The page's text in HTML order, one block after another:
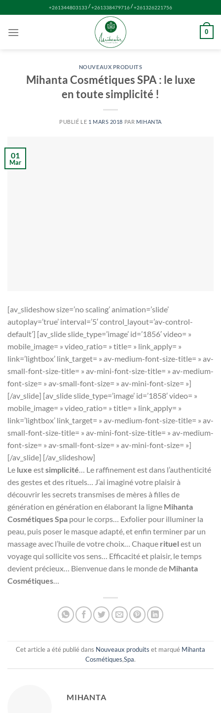
au
contenu
+261344803133/+261338479716/+261326221756
0
NOUVEAUX PRODUITS
Mihanta Cosmétiques SPA : le luxe
en toute simplicité !
PUBLIÉ LE 1 MARS 2018 PAR MIHANTA
01
Mar
[av_slideshow size=’no scaling’ animation=’slide’
autoplay=’true’ interval=’5′ control_layout=’av-control-
default’] [av_slide slide_type=’image’ id=’1856′ video= »
mobile_image= » video_ratio= » title= » link_apply= »
link=’lightbox’ link_target= » av-medium-font-size-title= » av-
small-font-size-title= » av-mini-font-size-title= » av-medium-
font-size= » av-small-font-size= » av-mini-font-size= »]
[/av_slide] [av_slide slide_type=’image’ id=’1858′ video= »
mobile_image= » video_ratio= » title= » link_apply= »
link=’lightbox’ link_target= » av-medium-font-size-title= » av-
small-font-size-title= » av-mini-font-size-title= » av-medium-
font-size= » av-small-font-size= » av-mini-font-size= »]
[/av_slide] [/av_slideshow]
Le luxe estsimplicité… Le raffinement est dans l’authenticité
des gestes et des rituels… J’ai imaginé votre plaisir à
découvrir les secrets transmises de mères à filles de
génération en génération en élaborant la ligne Mihanta
Cosmétiques Spa pour le corps… Exfolier pour illuminer la
peau, puis poser le masque adapté, et enfin terminer par un
massage avec l’huile de votre choix… Chaque rituel est un
voyage qui sollicite vos sens… Efficacité et plaisir, le temps
devient précieux… Bienvenue dans le monde de Mihanta
Cosmétiques…
Cet article a été publié dans Nouveaux produits et marqué Mihanta
Cosmétiques,Spa.
MIHANTA